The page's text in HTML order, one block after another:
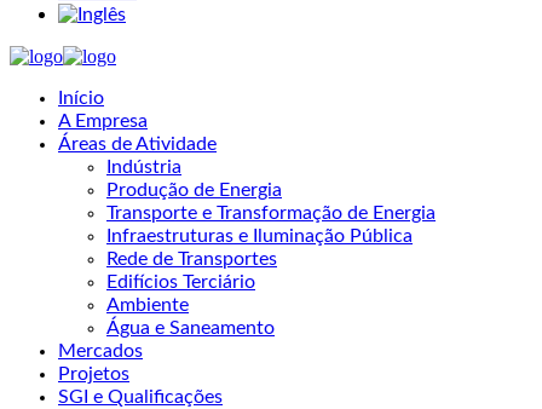
Início
A Empresa
Áreas de Atividade
Indústria
Produção de Energia
Transporte e Transformação de Energia
Infraestruturas e Iluminação Pública
Rede de Transportes
Edifícios Terciário
Ambiente
Água e Saneamento
Mercados
Projetos
SGI e Qualificações